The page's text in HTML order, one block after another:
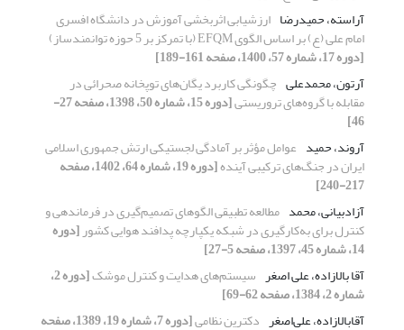
آراسته، حمیدرضا ارزشیابی اثربخشی آموزش در دانشگاه افسری
امام علی (ع) بر اساس الگوی EFQM (با تمرکز بر 5 حوزه توانمندساز)
[دوره 17، شماره 57، 1400، صفحه 161-189]
آرتون، محمدعلی چگونگی کاربرد یگان‌های توپخانه صحرائی در
مقابله با گروه‌های تروریستی [دوره 15، شماره 50، 1398، صفحه 27-
46]
آروند، حمید عوامل مؤثر بر آمادگی لجستیکی ارتش جمهوری اسلامی
ایران در جنگ‌های ترکیبی آینده [دوره 19، شماره 64، 1402، صفحه
217-240]
آزادبیانی، محمد مطالعه تطبیقی الگوهای تصمیم‌گیری در فرماندهی و
کنترل برای به‌کارگیری در شبکه یکپارچه پدافند هوایی کشور[دوره
14، شماره 45، 1397، صفحه 5-27]
آقا بالازاده، علی اصغر سیستم‌های هدایت و کنترل موشک [دوره 2،
شماره 2، 1384، صفحه 62-69]
آقابالازاده، علی‌اصغر دکترین نظامی [دوره 7، شماره 19، 1389، صفحه